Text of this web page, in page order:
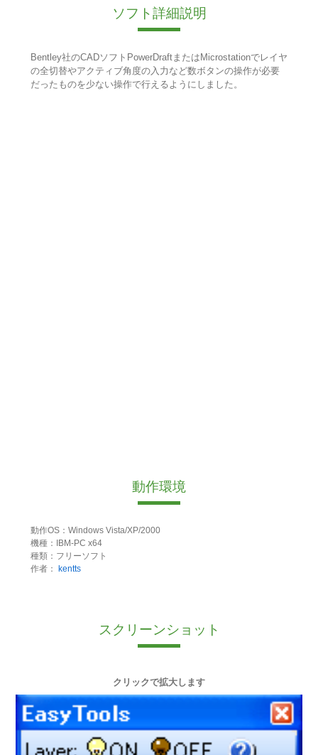
ソフト詳細説明
Bentley社のCADソフトPowerDraftまたはMicrostationでレイヤ
の全切替やアクティブ角度の入力など数ボタンの操作が必要
だったものを少ない操作で行えるようにしました。
動作環境
動作OS：Windows Vista/XP/2000
機種：IBM-PC x64
種類：フリーソフト
作者：
kentts
スクリーンショット
クリックで拡大します